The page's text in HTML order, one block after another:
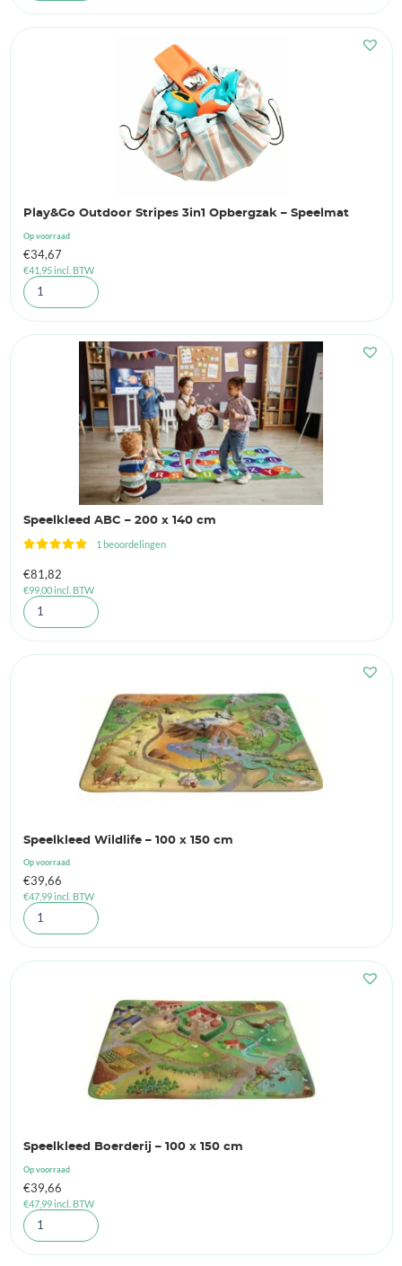
Play&Go Outdoor Stripes 3in1 Opbergzak – Speelmat
Op voorraad
€34,67
€41,95incl. BTW
Speelkleed ABC – 200 x 140 cm
1 beoordelingen
€81,82
€99,00incl. BTW
Speelkleed Wildlife – 100 x 150 cm
Op voorraad
€39,66
€47,99incl. BTW
Speelkleed Boerderij – 100 x 150 cm
Op voorraad
€39,66
€47,99incl. BTW